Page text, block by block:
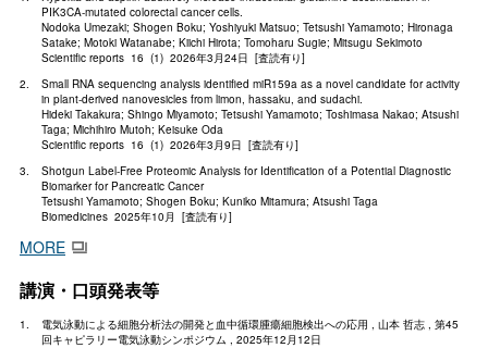
PIK3CA-mutated colorectal cancer cells.
Nodoka Umezaki; Shogen Boku; Yoshiyuki Matsuo; Tetsushi Yamamoto; Hironaga
Satake; Motoki Watanabe; Kiichi Hirota; Tomoharu Sugie; Mitsugu Sekimoto
Scientific reports 16 (1) 2026年3月24日 [査読有り]
Small RNA sequencing analysis identified miR159a as a novel candidate for activity
in plant-derived nanovesicles from limon, hassaku, and sudachi.
Hideki Takakura; Shingo Miyamoto; Tetsushi Yamamoto; Toshimasa Nakao; Atsushi
Taga; Michihiro Mutoh; Keisuke Oda
Scientific reports 16 (1) 2026年3月9日 [査読有り]
Shotgun Label-Free Proteomic Analysis for Identification of a Potential Diagnostic
Biomarker for Pancreatic Cancer
Tetsushi Yamamoto; Shogen Boku; Kuniko Mitamura; Atsushi Taga
Biomedicines 2025年10月 [査読有り]
MORE
講演・口頭発表等
電気泳動による細胞分析法の開発と血中循環腫瘍細胞検出への応用 , 山本 哲志 , 第45
回キャピラリー電気泳動シンポジウム , 2025年12月12日